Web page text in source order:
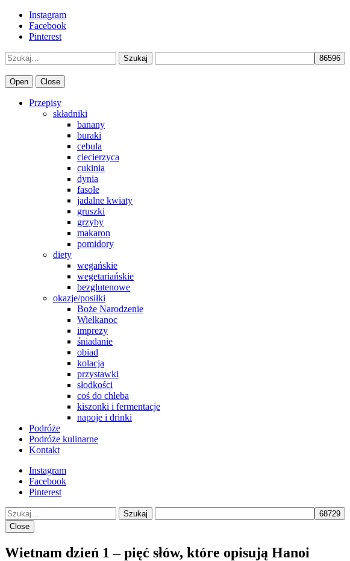
Instagram
Facebook
Pinterest
Szukaj
Open Close
Przepisy
składniki
banany
buraki
cebula
ciecierzyca
cukinia
dynia
fasole
jadalne kwiaty
gruszki
grzyby
makaron
pomidory
diety
wegańskie
wegetariańskie
bezglutenowe
okazje/posiłki
Boże Narodzenie
Wielkanoc
imprezy
śniadanie
obiad
kolacja
przystawki
słodkości
coś do chleba
kiszonki i fermentacje
napoje i drinki
Podróże
Podróże kulinarne
Kontakt
Instagram
Facebook
Pinterest
Szukaj
Close
Wietnam dzień 1 – pięć słów, które opisują Hanoi